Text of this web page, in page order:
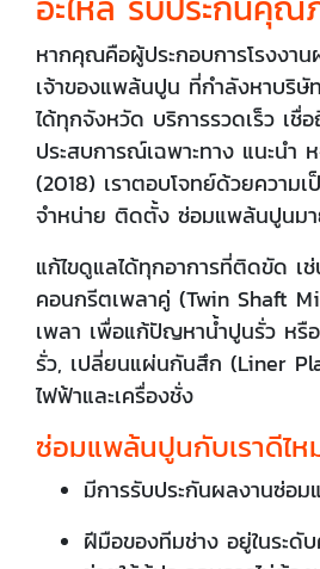
หากคุณคือผู้ประกอบการโรงงา
เจ้าของแพล้นปูน ที่กำลังหาบริ
ได้ทุกจังหวัด บริการรวดเร็ว เชื่
ประสบการณ์เฉพาะทาง แนะนำ
(2018) เราตอบโจทย์ด้วยความเ
จำหน่าย ติดตั้ง ซ่อมแพล้นปูนมา
แก้ไขดูแลได้ทุกอาการที่ติดขัด เ
คอนกรีตเพลาคู่ (Twin Shaft
เพลา เพื่อแก้ปัญหาน้ำปูนรั่ว หรื
รั่ว, เปลี่ยนแผ่นกันสึก (Liner
ไฟฟ้าและเครื่องชั่ง
ซ่อมแพล้นปูนกับเราดีไห
มีการรับประกันผลงานซ่อม
ฝีมือของทีมช่าง อยู่ในระดั